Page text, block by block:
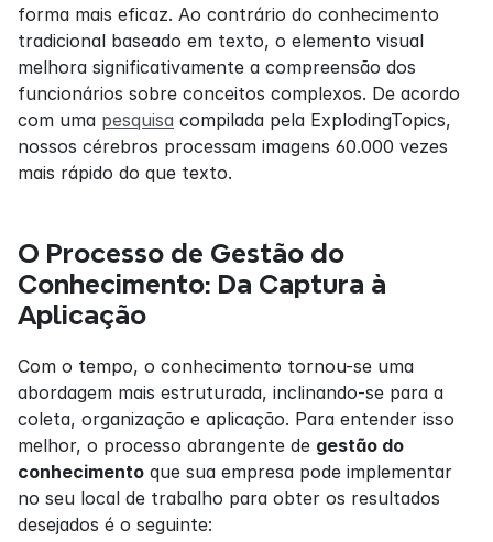
forma mais eficaz. Ao contrário do conhecimento
tradicional baseado em texto, o elemento visual
melhora significativamente a compreensão dos
funcionários sobre conceitos complexos. De acordo
com uma pesquisa compilada pela ExplodingTopics,
nossos cérebros processam imagens 60.000 vezes
mais rápido do que texto.
O Processo de Gestão do
Conhecimento: Da Captura à
Aplicação
Com o tempo, o conhecimento tornou-se uma
abordagem mais estruturada, inclinando-se para a
coleta, organização e aplicação. Para entender isso
melhor, o processo abrangente de gestão do
conhecimento que sua empresa pode implementar
no seu local de trabalho para obter os resultados
desejados é o seguinte: